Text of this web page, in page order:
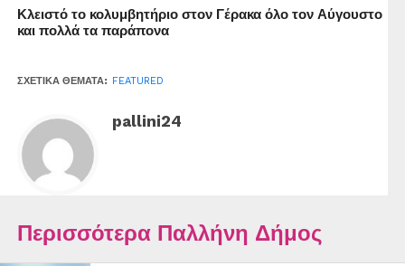
Κλειστό το κολυμβητήριο στον Γέρακα όλο τον Αύγουστο
και πολλά τα παράπονα
ΣΧΕΤΙΚΆ ΘΈΜΑΤΑ: FEATURED
pallini24
Περισσότερα Παλλήνη Δήμος